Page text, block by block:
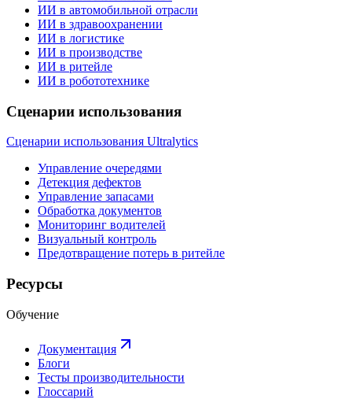
ИИ в автомобильной отрасли
ИИ в здравоохранении
ИИ в логистике
ИИ в производстве
ИИ в ритейле
ИИ в робототехнике
Сценарии использования
Сценарии использования Ultralytics
Управление очередями
Детекция дефектов
Управление запасами
Обработка документов
Мониторинг водителей
Визуальный контроль
Предотвращение потерь в ритейле
Ресурсы
Обучение
Документация
Блоги
Тесты производительности
Глоссарий